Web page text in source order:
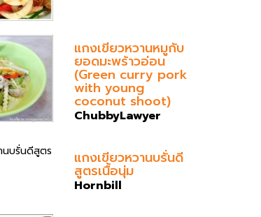
แกงเขียวหวานหมูกับ
ยอดมะพร้าวอ่อน
(Green curry pork
with young
coconut shoot)
ChubbyLawyer
แกงเขียวหวานบรั่นดี
สูตรเนื้อนุ่ม
Hornbill